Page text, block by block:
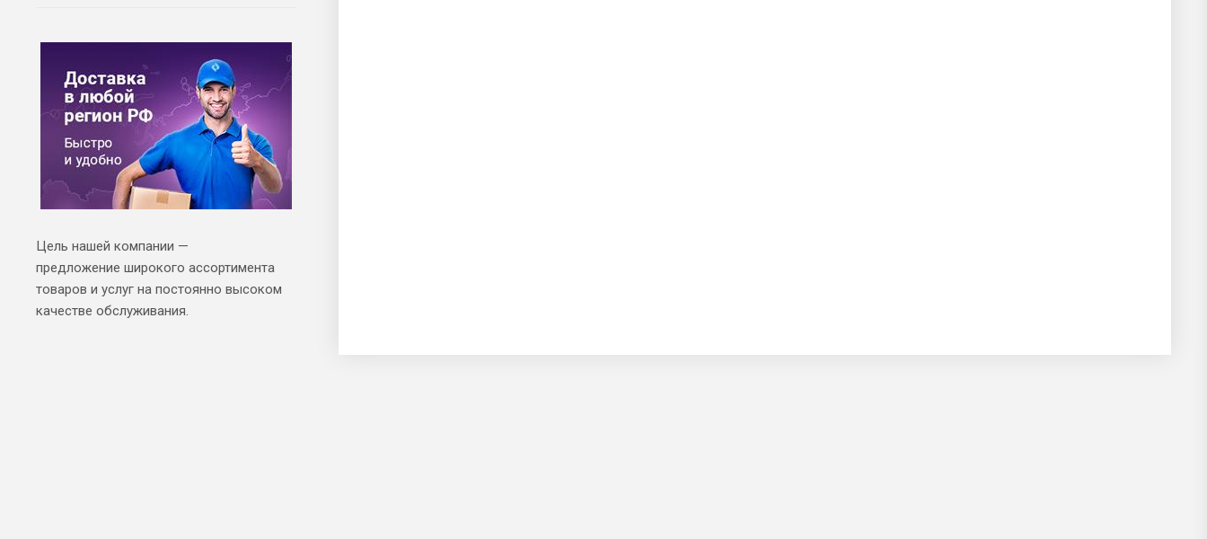
Цель нашей компании —
предложение широкого ассортимента
товаров и услуг на постоянно высоком
качестве обслуживания.